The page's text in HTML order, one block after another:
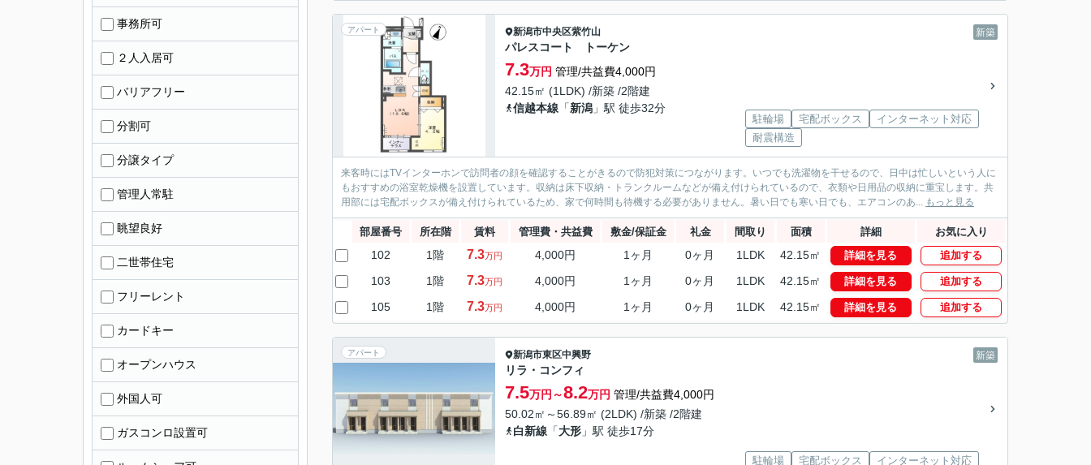
アパート 新築
新潟市中央区紫竹山
パレスコート トーケン
7.3万円 管理/共益費4,000円
42.15㎡ (1LDK) /新築 /2階建
信越本線 「新潟 」駅 徒歩32分
駐輪場 宅配ボックス
インターネット対応
耐震構造
来客時にはTVインターホンで訪問者の顔を確認することがきるので防犯対策につながります。いつでも洗濯物を干せるので、日中は忙しいという人に
もおすすめの浴室乾燥機を設置しています。収納は床下収納・トランクルームなどが備え付けられているので、衣類や日用品の収納に重宝します。共
用部には宅配ボックスが備え付けられているため、家で何時間も待機する必要がありません。暑い日でも寒い日でも、エアコンのあ... もっと見る
部屋番号 所在階 賃料 管理費・共益費 敷金/保証金 礼金 間取り 面積 詳細 お気に入り
102 1階 7.3万円 4,000円 1ヶ月 0ヶ月 1LDK 42.15㎡ 詳細を見る 追加する
103 1階 7.3万円 4,000円 1ヶ月 0ヶ月 1LDK 42.15㎡ 詳細を見る 追加する
105 1階 7.3万円 4,000円 1ヶ月 0ヶ月 1LDK 42.15㎡ 詳細を見る 追加する
アパート 新築
新潟市東区中興野
リラ・コンフィ
7.5万円～8.2万円 管理/共益費4,000円
50.02㎡～56.89㎡ (2LDK) /新築 /2階建
白新線 「大形 」駅 徒歩17分
駐輪場 宅配ボックス インターネット対応
事務所可
２人入居可
バリアフリー
分割可
分譲タイプ
管理人常駐
眺望良好
二世帯住宅
フリーレント
カードキー
オープンハウス
外国人可
ガスコンロ設置可